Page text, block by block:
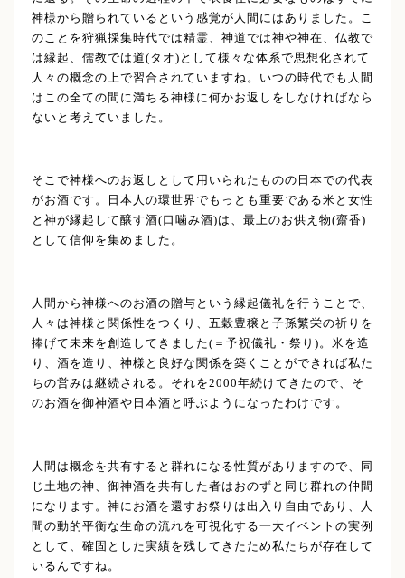
神様から贈られているという感覚が人間にはありました。こ
のことを狩猟採集時代では精霊、神道では神や神在、仏教で
は縁起、儒教では道(タオ)として様々な体系で思想化されて
人々の概念の上で習合されていますね。いつの時代でも人間
はこの全ての間に満ちる神様に何かお返しをしなければなら
ないと考えていました。
そこで神様へのお返しとして用いられたものの日本での代表
がお酒です。日本人の環世界でもっとも重要である米と女性
と神が縁起して醸す酒(口噛み酒)は、最上のお供え物(齋香)
として信仰を集めました。
人間から神様へのお酒の贈与という縁起儀礼を行うことで、
人々は神様と関係性をつくり、五穀豊穣と子孫繁栄の祈りを
捧げて未来を創造してきました(＝予祝儀礼・祭り)。米を造
り、酒を造り、神様と良好な関係を築くことができれば私た
ちの営みは継続される。それを2000年続けてきたので、そ
のお酒を御神酒や日本酒と呼ぶようになったわけです。
人間は概念を共有すると群れになる性質がありますので、同
じ土地の神、御神酒を共有した者はおのずと同じ群れの仲間
になります。神にお酒を還すお祭りは出入り自由であり、人
間の動的平衡な生命の流れを可視化する一大イベントの実例
として、確固とした実績を残してきたため私たちが存在して
いるんですね。